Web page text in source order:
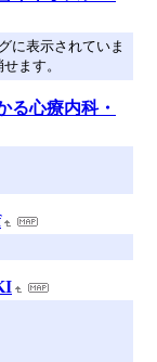
に表示されていま
ます。
る心療内科・